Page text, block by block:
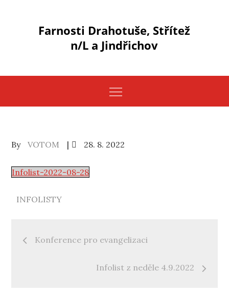
Farnosti Drahotuše, Střítež
n/L a Jindřichov
By VOTOM
Posted
28. 8. 2022
Infolist-2022-08-28
INFOLISTY
Navigace
Konference pro evangelizaci
Infolist z neděle 4.9.2022